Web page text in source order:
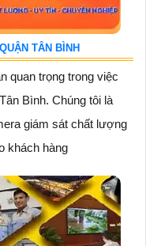
TÂN BÌNH
quan trọng trong việc
Bình. Chúng tôi là
giám sát chất lượng
khách hàng